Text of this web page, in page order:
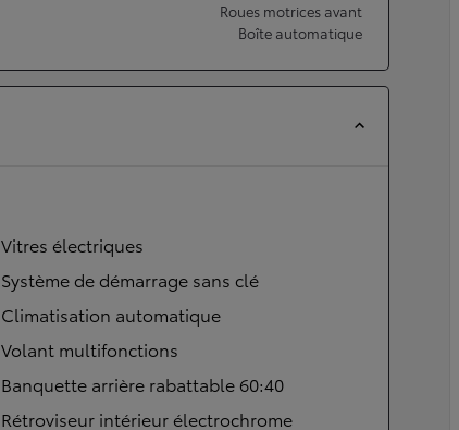
Roues motrices avant
Boîte automatique
Vitres électriques
Système de démarrage sans clé
Climatisation automatique
Volant multifonctions
Banquette arrière rabattable 60:40
Rétroviseur intérieur électrochrome